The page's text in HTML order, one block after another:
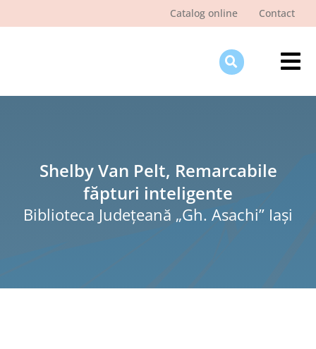
Catalog online Contact
Shelby Van Pelt, Remarcabile
făpturi inteligente
Biblioteca Judeţeană „Gh. Asachi” Iaşi